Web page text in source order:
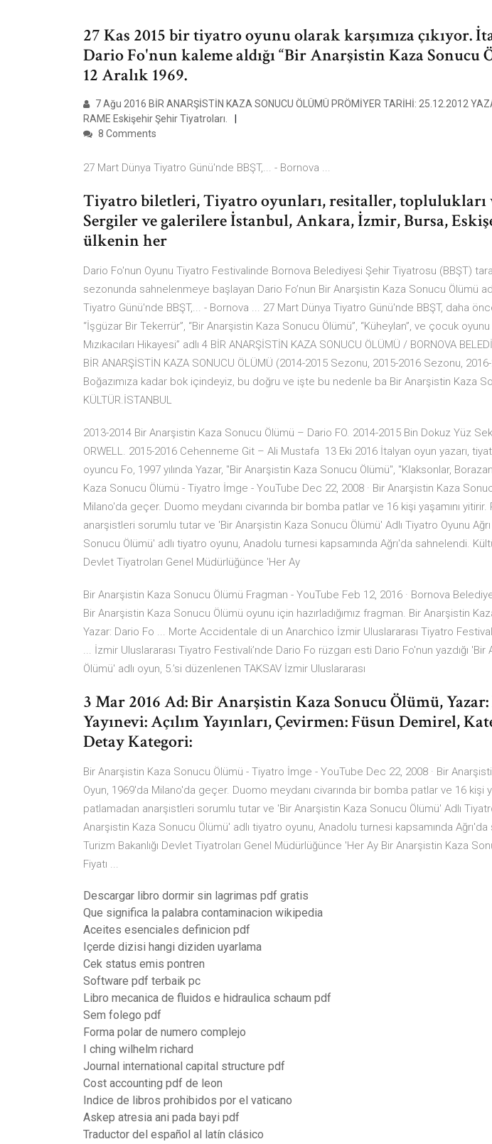
27 Kas 2015 bir tiyatro oyunu olarak karşımıza çıkıyor.
Dario Fo'nun kaleme aldığı “Bir Anarşistin Kaza Sonucu
12 Aralık 1969.
7 Ağu 2016 BİR ANARŞİSTİN KAZA SONUCU ÖLÜMÜ PRÖMİYER TARİHİ: 25.12.2012
RAME Eskişehir Şehir Tiyatroları.
8 Comments
27 Mart Dünya Tiyatro Günü'nde BBŞT,... - Bornova ...
Tiyatro biletleri, Tiyatro oyunları, resitaller, toplulukları
Sergiler ve galerilere İstanbul, Ankara, İzmir, Bursa,
ülkenin her
Dario Fo'nun Oyunu Tiyatro Festivalinde Bornova Belediyesi Şehir Tiyatrosu (BBŞT)
sezonunda sahnelenmeye başlayan Dario Fo’nun Bir Anarşistin Kaza Sonucu Ölümü
Tiyatro Günü'nde BBŞT,... - Bornova ... 27 Mart Dünya Tiyatro Günü'nde BBŞT, daha
“İşgüzar Bir Tekerrür”, “Bir Anarşistin Kaza Sonucu Ölümü”, “Küheylan”, ve çocuk
Mızıkacıları Hikayesi” adlı 4 BİR ANARŞİSTİN KAZA SONUCU ÖLÜMÜ / BORNOVA
BİR ANARŞİSTİN KAZA SONUCU ÖLÜMÜ (2014-2015 Sezonu, 2015-2016 Sezonu,
Boğazımıza kadar bok içindeyiz, bu doğru ve işte bu nedenle ba Bir Anarşistin Kaza
KÜLTÜR.İSTANBUL
2013-2014 Bir Anarşistin Kaza Sonucu Ölümü – Dario FO. 2014-2015 Bin Dokuz Yüz
ORWELL. 2015-2016 Cehenneme Git – Ali Mustafa 13 Eki 2016 İtalyan oyun yazarı,
oyuncu Fo, 1997 yılında Yazar, "Bir Anarşistin Kaza Sonucu Ölümü", "Klaksonlar,
Kaza Sonucu Ölümü - Tiyatro İmge - YouTube Dec 22, 2008 · Bir Anarşistin Kaza
Milano'da geçer. Duomo meydanı civarında bir bomba patlar ve 16 kişi yaşamını
anarşistleri sorumlu tutar ve 'Bir Anarşistin Kaza Sonucu Ölümü' Adlı Tiyatro Oyunu
Sonucu Ölümü' adlı tiyatro oyunu, Anadolu turnesi kapsamında Ağrı'da sahnelendi.
Devlet Tiyatroları Genel Müdürlüğünce 'Her Ay
Bir Anarşistin Kaza Sonucu Ölümü Fragman - YouTube Feb 12, 2016 · Bornova
Bir Anarşistin Kaza Sonucu Ölümü oyunu için hazırladığımız fragman. Bir Anarşistin
Yazar: Dario Fo ... Morte Accidentale di un Anarchico İzmir Uluslararası Tiyatro
... İzmir Uluslararası Tiyatro Festivali’nde Dario Fo rüzgarı esti Dario Fo'nun yazdığı
Ölümü' adlı oyun, 5.’si düzenlenen TAKSAV İzmir Uluslararası
3 Mar 2016 Ad: Bir Anarşistin Kaza Sonucu Ölümü,
Yayınevi: Açılım Yayınları, Çevirmen: Füsun Demirel,
Detay Kategori:
Bir Anarşistin Kaza Sonucu Ölümü - Tiyatro İmge - YouTube Dec 22, 2008 · Bir
Oyun, 1969'da Milano'da geçer. Duomo meydanı civarında bir bomba patlar ve 16 kişi
patlamadan anarşistleri sorumlu tutar ve 'Bir Anarşistin Kaza Sonucu Ölümü' Adlı
Anarşistin Kaza Sonucu Ölümü' adlı tiyatro oyunu, Anadolu turnesi kapsamında
Turizm Bakanlığı Devlet Tiyatroları Genel Müdürlüğünce 'Her Ay Bir Anarşistin Kaza
Fiyatı ...
Descargar libro dormir sin lagrimas pdf gratis
Que significa la palabra contaminacion wikipedia
Aceites esenciales definicion pdf
Içerde dizisi hangi diziden uyarlama
Cek status emis pontren
Software pdf terbaik pc
Libro mecanica de fluidos e hidraulica schaum pdf
Sem folego pdf
Forma polar de numero complejo
I ching wilhelm richard
Journal international capital structure pdf
Cost accounting pdf de leon
Indice de libros prohibidos por el vaticano
Askep atresia ani pada bayi pdf
Traductor del español al latín clásico